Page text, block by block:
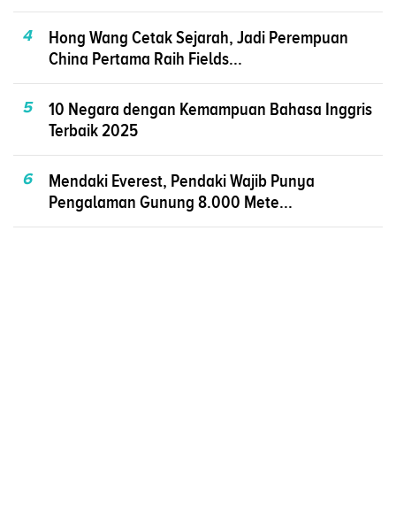
4
Hong Wang Cetak Sejarah, Jadi Perempuan
China Pertama Raih Fields...
5
10 Negara dengan Kemampuan Bahasa Inggris
Terbaik 2025
6
Mendaki Everest, Pendaki Wajib Punya
Pengalaman Gunung 8.000 Mete...